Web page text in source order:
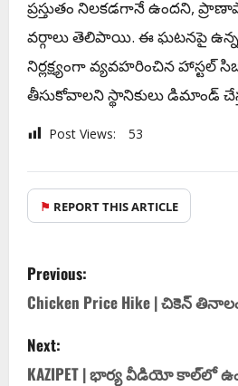
ప్రస్తుతం నిలకడగానే ఉందని,
వర్గాలు తెలిపాయి. ఈ ఘటనపై
నిర్లక్ష్యంగా వ్యవహరించిన హాస్టల్
తీసుకోవాలని స్థానికులు డిమాండ్
Post Views: 53
⚑ REPORT THIS ARTICLE
Previous:
Chicken Price Hike | చికెన్
Next:
KAZIPET | భార్య వీడియో కాల్‌లో